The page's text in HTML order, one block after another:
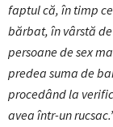
faptul că, în timp
bărbat, în vârstă
persoane de sex
predea suma de
procedând la
avea într-un